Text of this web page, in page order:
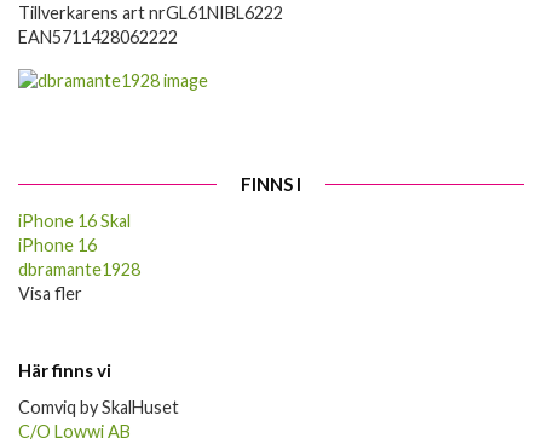
Tillverkarens art nrGL61NIBL6222
EAN5711428062222
FINNS I
iPhone 16 Skal
iPhone 16
dbramante1928
Visa fler
Här finns vi
Comviq by SkalHuset
C/O Lowwi AB